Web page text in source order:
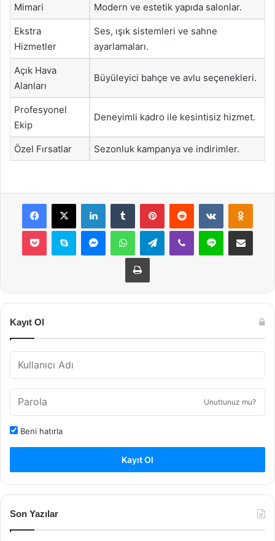
Mimari Modern ve estetik yapıda salonlar.
Ekstra
Hizmetler
Ses, ışık sistemleri ve sahne
ayarlamaları.
Açık Hava
Alanları
Büyüleyici bahçe ve avlu seçenekleri.
Profesyonel
Ekip
Deneyimli kadro ile kesintisiz hizmet.
Özel Fırsatlar Sezonluk kampanya ve indirimler.
Facebook
X LinkedInTumblr PinterestReddit VKontakte
Pocket Skype MessengerWhatsAppTelegramViber Line E-Posta ile
Yazdır
Kayıt Ol
Unuttunuz mu?
Beni hatırla
Kayıt Ol
Son Yazılar